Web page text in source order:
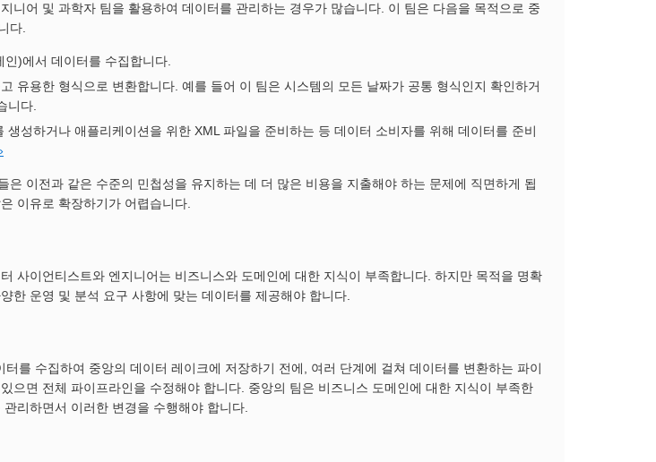
니어 및 과학자 팀을 활용하여 데이터를 관리하는 경우가 많습니다. 이 팀은 다음을 목적으로 중
다.
)에서 데이터를 수집합니다.
유용한 형식으로 변환합니다. 예를 들어 이 팀은 시스템의 모든 날짜가 공통 형식인지 확인하거
니다.
생성하거나 애플리케이션을 위한 XML 파일을 준비하는 등 데이터 소비자를 위해 데이터를 준비
은 이전과 같은 수준의 민첩성을 유지하는 데 더 많은 비용을 지출해야 하는 문제에 직면하게 됩
이유로 확장하기가 어렵습니다.
사이언티스트와 엔지니어는 비즈니스와 도메인에 대한 지식이 부족합니다. 하지만 목적을 명확
한 운영 및 분석 요구 사항에 맞는 데이터를 제공해야 합니다.
를 수집하여 중앙의 데이터 레이크에 저장하기 전에, 여러 단계에 걸쳐 데이터를 변환하는 파이
으면 전체 파이프라인을 수정해야 합니다. 중앙의 팀은 비즈니스 도메인에 대한 지식이 부족한
리하면서 이러한 변경을 수행해야 합니다.